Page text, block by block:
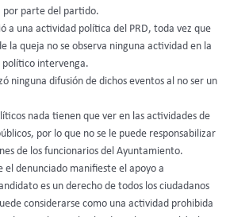
por parte del partido.
a una actividad política del PRD, toda vez que
la queja no se observa ninguna actividad en la
intervenga.
ninguna difusión de dichos eventos al no ser un
nada tienen que ver en las actividades de
por lo que no se le puede responsabilizar
de los funcionarios del Ayuntamiento.
el denunciado manifieste el apoyo a
es un derecho de todos los ciudadanos
considerarse como una actividad prohibida